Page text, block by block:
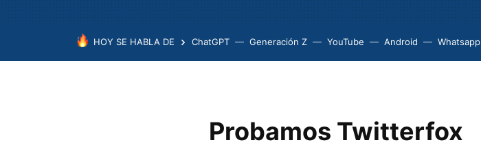
HOY SE HABLA DE ChatGPT Generación Z YouTube Android Whatsapp
Probamos Twitterfox